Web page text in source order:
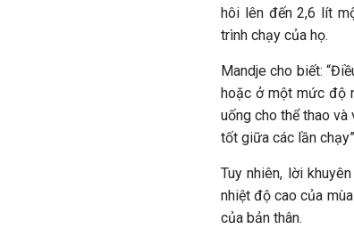
hôi lên đến 2,6 lít
trình chạy của họ.
Mandje cho biết:
hoặc ở một mức độ
uống cho thể thao
tốt giữa các lần
Tuy nhiên, lời
nhiệt độ cao của
của bản thân.